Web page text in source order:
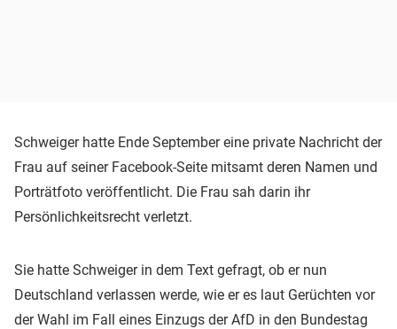
Schweiger hatte Ende September eine private Nachricht der
Frau auf seiner Facebook-Seite mitsamt deren Namen und
Porträtfoto veröffentlicht. Die Frau sah darin ihr
Persönlichkeitsrecht verletzt.
Sie hatte Schweiger in dem Text gefragt, ob er nun
Deutschland verlassen werde, wie er es laut Gerüchten vor
der Wahl im Fall eines Einzugs der AfD in den Bundestag